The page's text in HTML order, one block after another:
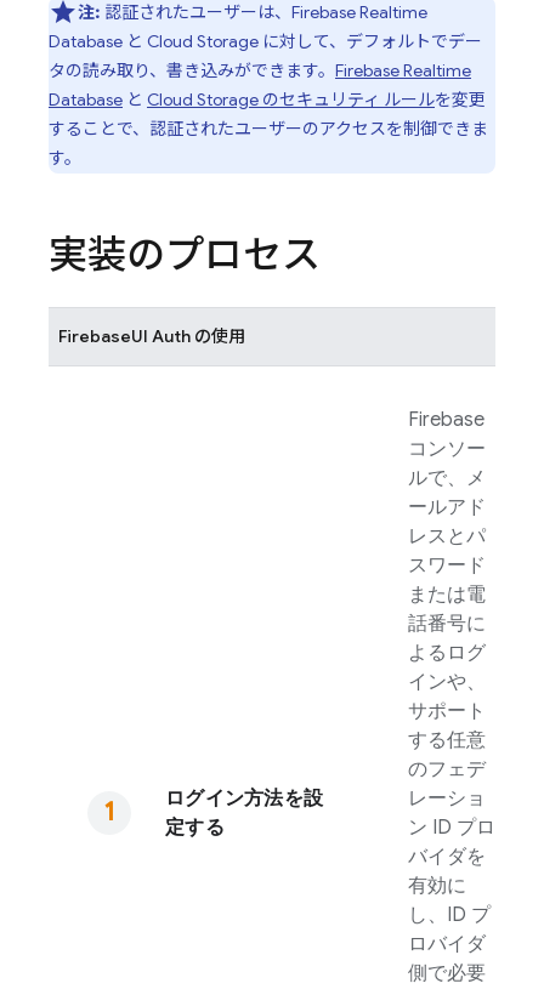
注: 認証されたユーザーは、 Firebase Realtime
Database と Cloud Storage に対して、デフォルトでデー
タの読み取り、書き込みができます。 Firebase Realtime
Database と Cloud Storage のセキュリティ ルールを変更
することで、認証されたユーザーのアクセスを制御できま
す。
実装のプロセス
FirebaseUI Auth の使用
ログイン方法を設
定する
Firebase
コンソー
ルで、メ
ールアド
レスとパ
スワード
または電
話番号に
よるログ
インや、
サポート
する任意
のフェデ
レーショ
ン ID プロ
バイダを
有効に
し、ID プ
ロバイダ
側で必要